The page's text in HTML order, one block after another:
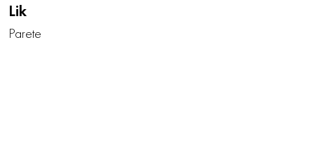
Lik
Parete